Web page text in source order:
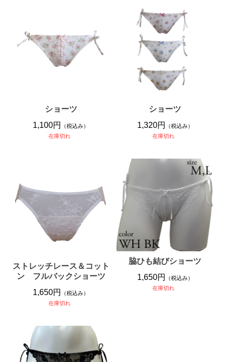
ショーツ
1,100円
（税込み）
在庫切れ
ショーツ
1,320円
（税込み）
在庫切れ
ストレッチレース＆コット
ン フルバックショーツ
1,650円
（税込み）
在庫切れ
脇ひも結びショーツ
1,650円
（税込み）
在庫切れ